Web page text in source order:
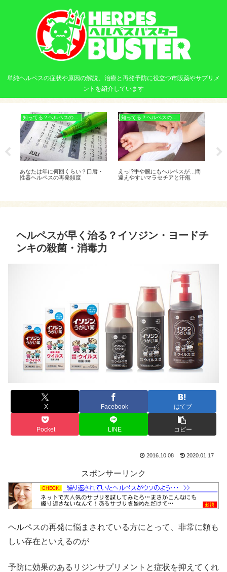
単純ヘルペスの症状や原因の解説、治療と再発予防に役立つ市販薬やサプリメ
ントを紹介しています
あなたは年に何回くらい？口唇・
性器ヘルペスの再発頻度
えっ!?手や腕にもヘルペスが…間
違えやすいマラセチアと汗疱
ヘルペスが早く治る？イソジン・ヨードチ
ンキの殺菌・消毒力
X Facebook はてブ
Pocket LINE コピー
2016.10.08 2020.01.17
スポンサーリンク
ヘルペスの再発に悩まされている方にとって、非常に頼も
しい存在といえるのが
予防に効果のあるリジンサプリメントと症状を抑えてくれ